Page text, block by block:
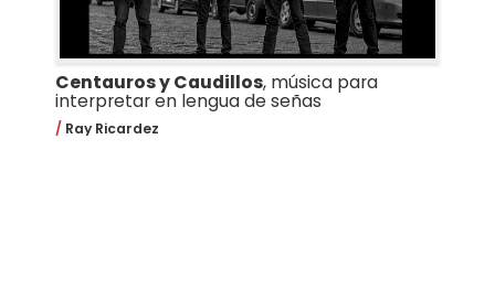
Centauros y Caudillos, música para
interpretar en lengua de señas
Ray Ricardez